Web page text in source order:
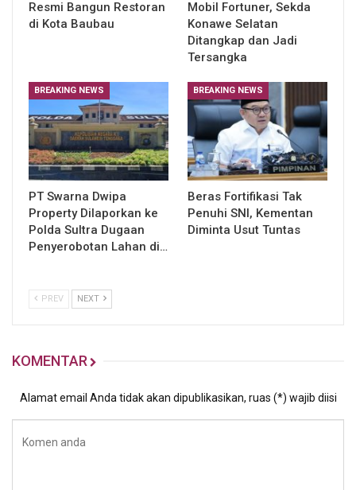
Resmi Bangun Restoran
di Kota Baubau
Mobil Fortuner, Sekda
Konawe Selatan
Ditangkap dan Jadi
Tersangka
BREAKING NEWS
PT Swarna Dwipa
Property Dilaporkan ke
Polda Sultra Dugaan
Penyerobotan Lahan di…
BREAKING NEWS
Beras Fortifikasi Tak
Penuhi SNI, Kementan
Diminta Usut Tuntas
PREV NEXT
KOMENTAR
Alamat email Anda tidak akan dipublikasikan, ruas (*) wajib diisi